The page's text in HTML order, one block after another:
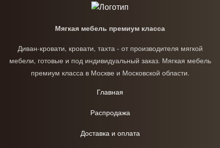
Мягкая мебель премиум класса
Диван-кровати, кровати, тахта - от производителя мягкой
мебели, готовые и под индивидуальный заказ. Мягкая мебель
премиум класса в Москве и Московской области.
Главная
Распродажа
Доставка и оплата